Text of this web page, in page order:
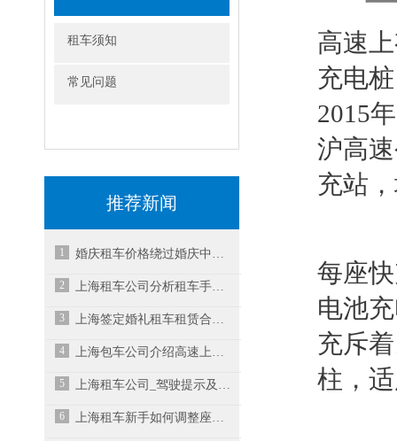
租车须知
常见问题
推荐新闻
1
2 上海租车公司分析租车手动档与自动档的优缺点
3
4
5
6
高速
充电
2015
沪高
充站
每座
电池
充斥
柱，